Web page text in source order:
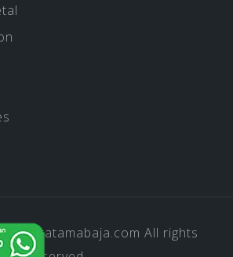
Pratamabaja.com All rights